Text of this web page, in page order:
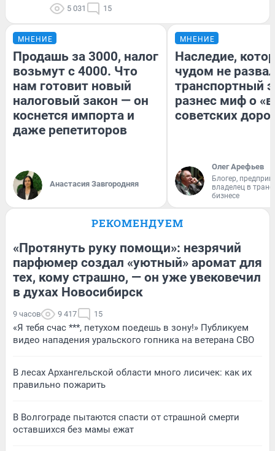
5 031 15
МНЕНИЕ
Продашь за 3000, налог
возьмут с 4000. Что
нам готовит новый
налоговый закон — он
коснется импорта и
даже репетиторов
Анастасия Завгородняя
МНЕНИЕ
Наследие,
чудом не
транспортный
разнес миф о
советских
Олег Арефьев
Блогер,
владелец в
бизнесе
РЕКОМЕНДУЕМ
«Протянуть руку помощи»: незрячий
парфюмер создал «уютный» аромат для
тех, кому страшно, — он уже увековечил
в духах Новосибирск
9 часов 9 417 15
«Я тебя счас ***, петухом поедешь в зону!» Публикуем
видео нападения уральского гопника на ветерана СВО
В лесах Архангельской области много лисичек: как их
правильно пожарить
В Волгограде пытаются спасти от страшной смерти
оставшихся без мамы ежат